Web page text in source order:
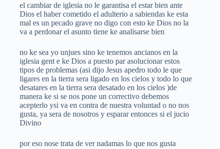
el cambiar de iglesia no le garantisa el estar bien ante
Dios el haber cometido el adulterio a sabiendas ke esta
mal es un pecado grave no digo con esto ke Dios no la
va a perdonar el asunto tiene ke analisarse bien
no ke sea yo unjues sino ke tenemos ancianos en la
iglesia gent e ke Dios a puesto par asolucionar estos
tipos de problemas (asi dijo Jesus apedro todo le que
ligares en la tierra sera ligado en los cielos y todo lo que
desatares en la tierra sera desatado en los cielos )de
manera ke si se nos pone un correctivo debemos
acepterlo ysi va en contra de nuestra voluntad o no nos
gusta, ya sera de nosotros y esparar entonces si el jucio
Divino
por eso nose trata de ver nadamas lo que nos gusta